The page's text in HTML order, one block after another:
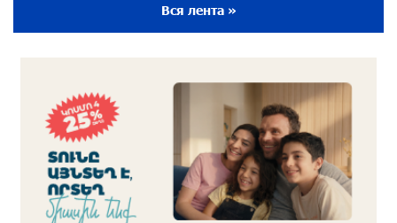
около одного месяца назад
Аравийским морем
около одного месяца назад
Вопрос об аресте Чалабяна дошел до
Европейского парламента: «Паст»
около одного месяца назад
Вся лента »